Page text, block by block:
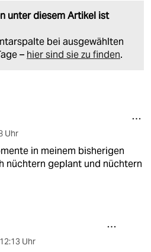
unter diesem Artikel ist
bei ausgewählten
– hier sind sie zu finden.
Uhr
in meinem bisherigen
nüchtern geplant und nüchtern
12:13 Uhr